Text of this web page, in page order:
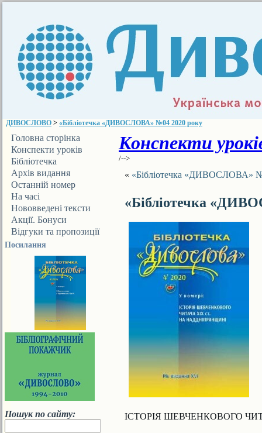
ДИВОСЛОВО > «Бібліотечка «ДИВОСЛОВА» №04 2020 року
Головна сторінка
Конспекти уроків
Бібліотечка
ДИВОСЛОВА
Архів видання
Останній номер
На часі
Нововведені тексти
Акції. Бонуси
Відгуки та пропозиції
Посилання
Пошук по сайту:
Конспекти
/-->
« «Бібліотечка «ДИВОСЛОВА»
«Бібліотечка
ІСТОРІЯ ШЕВЧЕНКОВОГО